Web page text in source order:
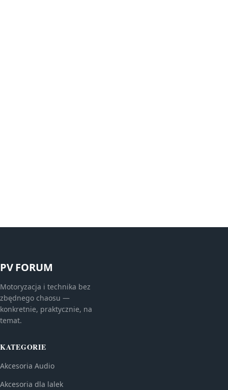
PV FORUM
Motoryzacja i technika bez
zbędnego chaosu —
konkretnie, praktycznie, na
temat.
KATEGORIE
Akcesoria Audio
Akcesoria dla lalek